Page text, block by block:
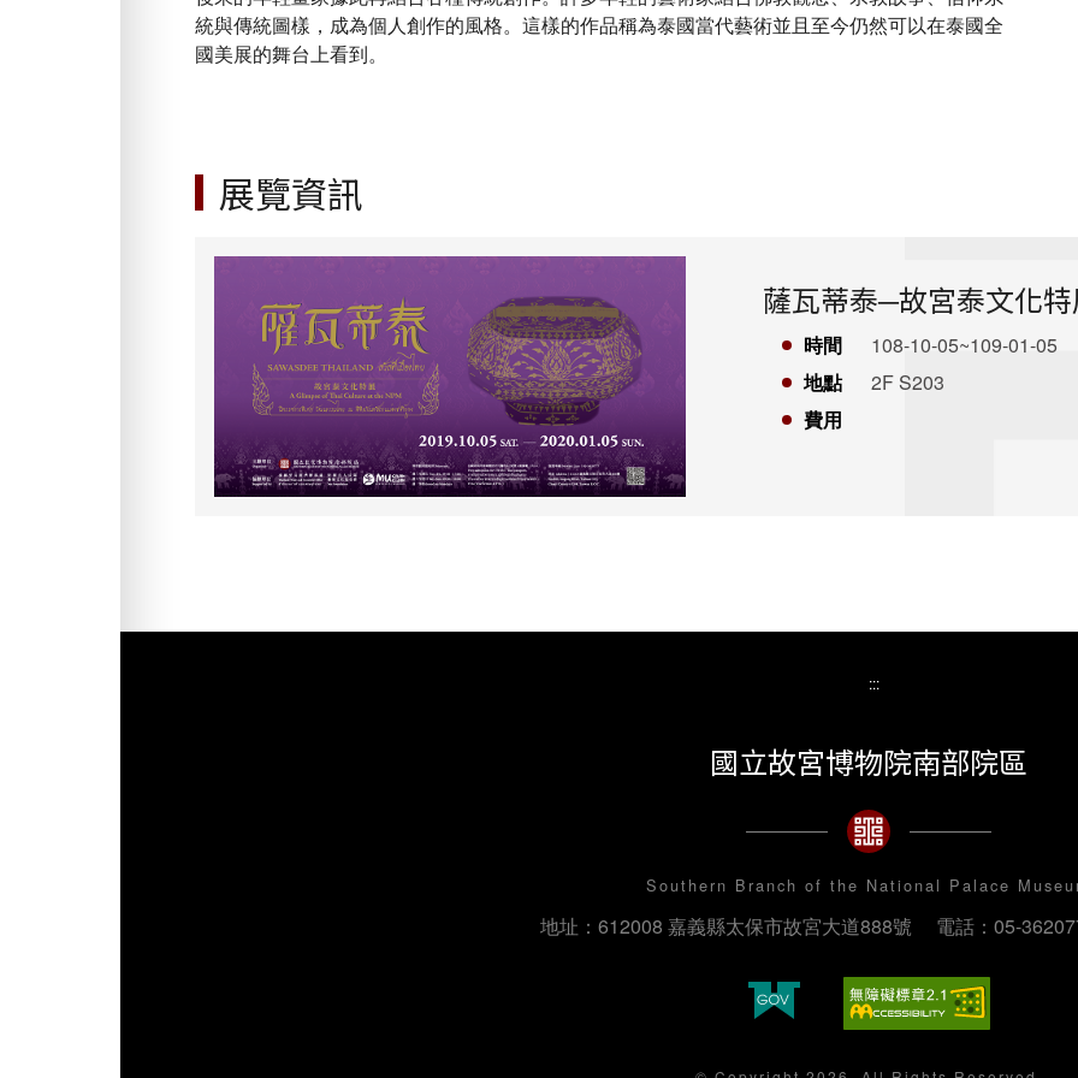
統與傳統圖樣，成為個人創作的風格。這樣的作品稱為泰國當代藝術並且至今仍然可以在泰國全
國美展的舞台上看到。
展覽資訊
薩瓦蒂泰─故宮泰文化特
時間
108-10-05~109-01-05
地點
2F S203
費用
:::
國立故宮博物院南部院區
Southern Branch of the National Palace
地址：612008 嘉義縣太保市故宮大道888號 電話：05-